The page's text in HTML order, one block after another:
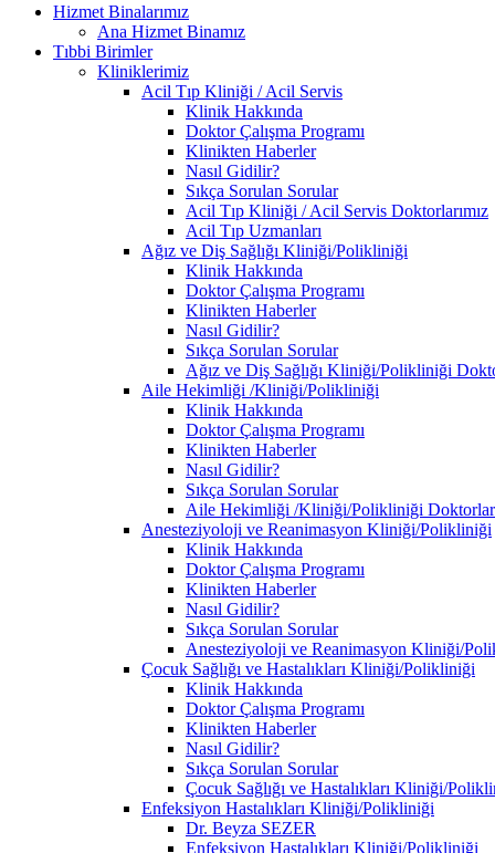
Hizmet Binalarımız
Ana Hizmet Binamız
Tıbbi Birimler
Kliniklerimiz
Acil Tıp Kliniği / Acil Servis
Klinik Hakkında
Doktor Çalışma Programı
Klinikten Haberler
Nasıl Gidilir?
Sıkça Sorulan Sorular
Acil Tıp Kliniği / Acil Servis Doktorlarımız
Acil Tıp Uzmanları
Ağız ve Diş Sağlığı Kliniği/Polikliniği
Klinik Hakkında
Doktor Çalışma Programı
Klinikten Haberler
Nasıl Gidilir?
Sıkça Sorulan Sorular
Ağız ve Diş Sağlığı Kliniği/Polikliniği
Aile Hekimliği /Kliniği/Polikliniği
Klinik Hakkında
Doktor Çalışma Programı
Klinikten Haberler
Nasıl Gidilir?
Sıkça Sorulan Sorular
Aile Hekimliği /Kliniği/Polikliniği
Anesteziyoloji ve Reanimasyon Kliniği/Polikliniği
Klinik Hakkında
Doktor Çalışma Programı
Klinikten Haberler
Nasıl Gidilir?
Sıkça Sorulan Sorular
Anesteziyoloji ve Reanimasyon Kliniği/
Çocuk Sağlığı ve Hastalıkları Kliniği/Polikliniği
Klinik Hakkında
Doktor Çalışma Programı
Klinikten Haberler
Nasıl Gidilir?
Sıkça Sorulan Sorular
Çocuk Sağlığı ve Hastalıkları Kliniği/
Enfeksiyon Hastalıkları Kliniği/Polikliniği
Dr. Beyza SEZER
Enfeksiyon Hastalıkları Kliniği/Polikliniği